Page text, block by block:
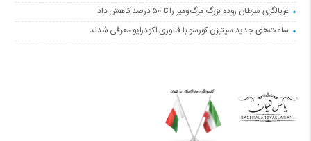
غربالگری سرطان روده بزرگ مرگ‌ومیر را تا ۵۰ درصد کاهش داد
ساعت‌های جدید سیتیزن کورسو با فناوری اکودرایو معرفی شدند